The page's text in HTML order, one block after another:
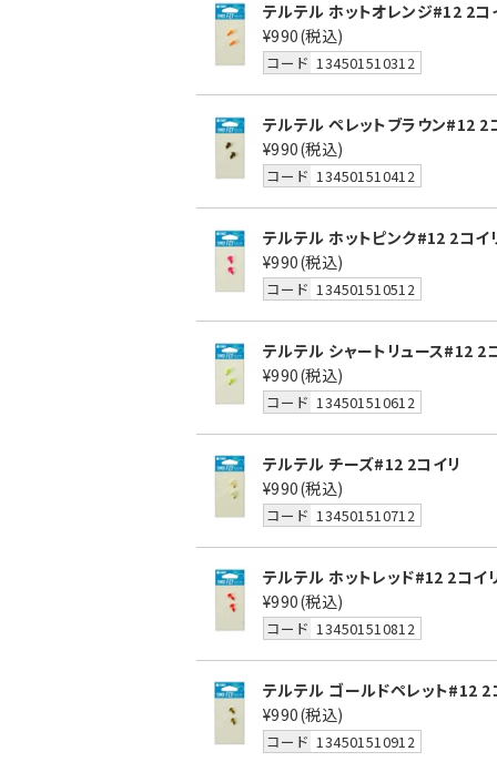
テルテル ホットオレンジ#12 2コ
¥990(税込)
コード 134501510312
テルテル ペレットブラウン#12 2
¥990(税込)
コード 134501510412
テルテル ホットピンク#12 2コイ
¥990(税込)
コード 134501510512
テルテル シャートリュース#12 2
¥990(税込)
コード 134501510612
テルテル チーズ#12 2コイリ
¥990(税込)
コード 134501510712
テルテル ホットレッド#12 2コイ
¥990(税込)
コード 134501510812
テルテル ゴールドペレット#12 2
¥990(税込)
コード 134501510912